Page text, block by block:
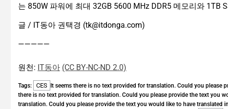
는 850W 파워에 최대 32GB 5600 MHz DDR5 메모리와 1TB
글 / IT동아 권택경 (tk@itdonga.com)
—————
원천: IT동아 (CC BY-NC-ND 2.0)
Tags: CES It seems there is no text provided for translation. Could you
there is no text provided for translation. Could you please provide the text you
translation. Could you please provide the text you would like to have translated